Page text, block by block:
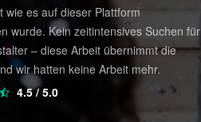
wie es auf dieser Plattform
wurde. Kein zeitintensives Suchen für
– diese Arbeit übernimmt die
wir hatten keine Arbeit mehr.
4.5/ 5.0